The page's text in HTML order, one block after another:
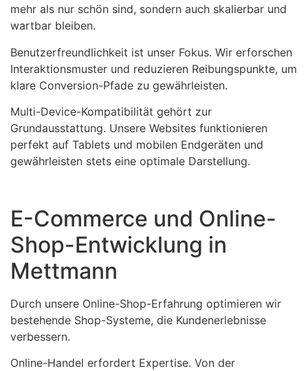
mehr als nur schön sind, sondern auch skalierbar und
wartbar bleiben.
Benutzerfreundlichkeit ist unser Fokus. Wir erforschen
Interaktionsmuster und reduzieren Reibungspunkte, um
klare Conversion-Pfade zu gewährleisten.
Multi-Device-Kompatibilität gehört zur
Grundausstattung. Unsere Websites funktionieren
perfekt auf Tablets und mobilen Endgeräten und
gewährleisten stets eine optimale Darstellung.
E-Commerce und Online-
Shop-Entwicklung in
Mettmann
Durch unsere Online-Shop-Erfahrung optimieren wir
bestehende Shop-Systeme, die Kundenerlebnisse
verbessern.
Online-Handel erfordert Expertise. Von der